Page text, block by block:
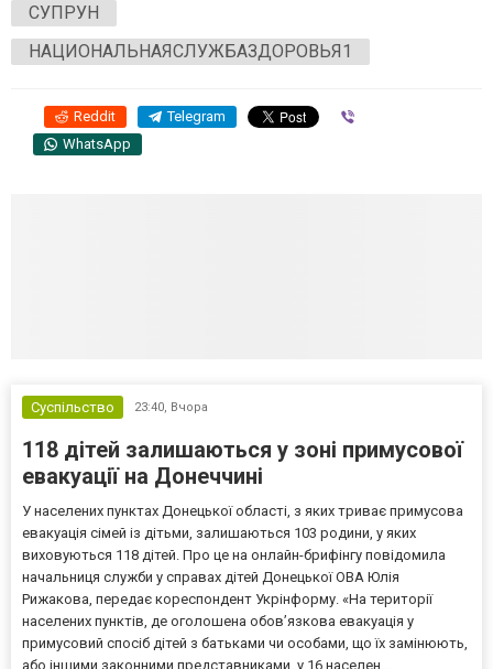
СУПРУН
НАЦИОНАЛЬНАЯСЛУЖБАЗДОРОВЬЯ1
Reddit Telegram
WhatsApp
Суспільство 23:40, Вчора
118 дітей залишаються у зоні примусової
евакуації на Донеччині
У населених пунктах Донецької області, з яких триває примусова
евакуація сімей із дітьми, залишаються 103 родини, у яких
виховуються 118 дітей. Про це на онлайн-брифінгу повідомила
начальниця служби у справах дітей Донецької ОВА Юлія
Рижакова, передає кореспондент Укрінформу. «На території
населених пунктів, де оголошена обов’язкова евакуація у
примусовий спосіб дітей з батьками чи особами, що їх замінюють,
або іншими законними представниками, у 16 населен...